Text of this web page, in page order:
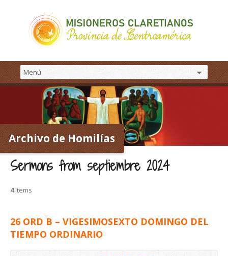
Archivo de Homilías
Sermons from septiembre 2024
4Items
26 ORD B – VIGESIMOSEXTO DOMINGO DEL
TIEMPO ORDINARIO